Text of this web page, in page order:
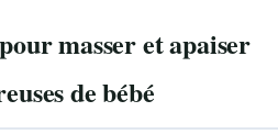
masser et apaiser
de bébé